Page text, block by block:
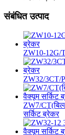
संबंधित उत्पाद
ZW10-12G/
ZW32/3CT/
ZW7/
सर्किट ब्रेकर